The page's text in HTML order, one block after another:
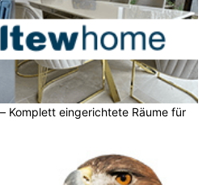
– Komplett eingerichtete Räume für